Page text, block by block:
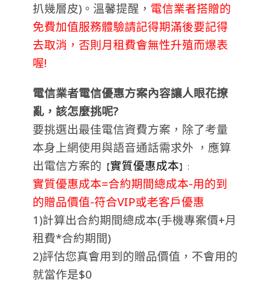
扒幾層皮)。溫馨提醒， 電信業者搭贈的
免費加值服務體驗請記得期滿後要記得
去取消，否則月租費會無性升殖而爆表
喔!
電信業者電信優惠方案內容讓人眼花撩
亂，該怎麼挑呢?
要挑選出最佳電信資費方案，除了考量
本身上網使用與語音通話需求外 ，應算
出電信方案的 【實質優惠成本】:
實質優惠成本=合約期間總成本-用的到
的贈品價值-符合VIP或老客戶優惠
1)計算出合約期間總成本(手機專案價+月
租費*合約期間)
2)評估您真會用到的贈品價值，不會用的
就當作是$0